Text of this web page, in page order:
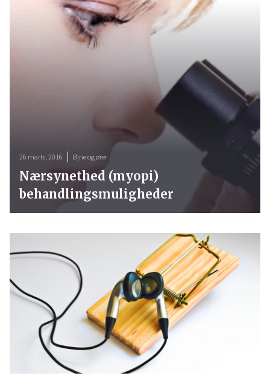
26 marts, 2016 Øjne og ører
Nærsynethed (myopi)
behandlingsmuligheder